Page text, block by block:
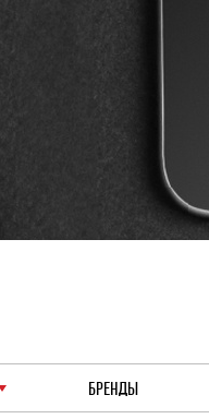
БРЕНДЫ